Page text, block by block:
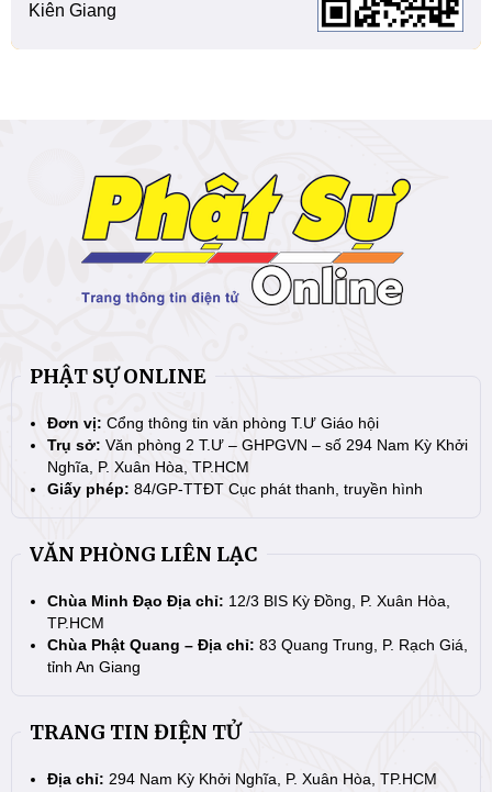
Kiên Giang
PHẬT SỰ ONLINE
Đơn vị: Cổng thông tin văn phòng T.Ư Giáo hội
Trụ sở: Văn phòng 2 T.Ư – GHPGVN – số 294 Nam Kỳ Khởi
Nghĩa, P. Xuân Hòa, TP.HCM
Giấy phép: 84/GP-TTĐT Cục phát thanh, truyền hình
VĂN PHÒNG LIÊN LẠC
Chùa Minh Đạo Địa chỉ: 12/3 BIS Kỳ Đồng, P. Xuân Hòa,
TP.HCM
Chùa Phật Quang – Địa chỉ: 83 Quang Trung, P. Rạch Giá,
tỉnh An Giang
TRANG TIN ĐIỆN TỬ
Địa chỉ: 294 Nam Kỳ Khởi Nghĩa, P. Xuân Hòa, TP.HCM